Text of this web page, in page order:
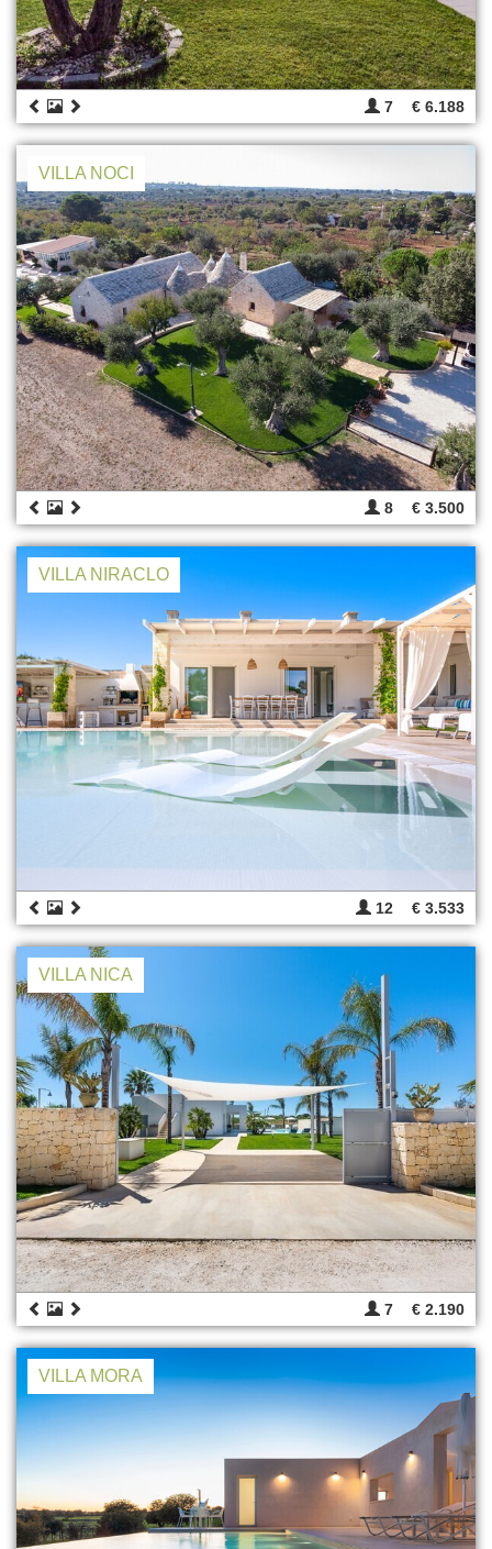
7 € 6.188
VILLA NOCI
8 € 3.500
VILLA NIRACLO
12 € 3.533
VILLA NICA
7 € 2.190
VILLA MORA